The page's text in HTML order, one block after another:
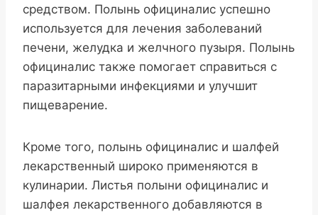
средством. Полынь официналис успешно
используется для лечения заболеваний
печени, желудка и желчного пузыря. Полынь
официналис также помогает справиться с
паразитарными инфекциями и улучшит
пищеварение.
Кроме того, полынь официналис и шалфей
лекарственный широко применяются в
кулинарии. Листья полыни официналис и
шалфея лекарственного добавляются в